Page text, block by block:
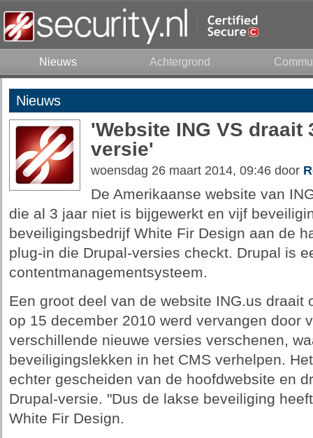
Nieuws Achtergrond
Nieuws
'Website ING VS draait
versie'
woensdag 26 maart 2014, 09:46 door
De Amerikaanse website van
die al 3 jaar niet is bijgewerkt en vijf
beveiligingsbedrijf White Fir Design aan de
plug-in die Drupal-versies checkt. Drupal is
contentmanagementsysteem.
Een groot deel van de website ING.us draait
op 15 december 2010 werd vervangen door
verschillende nieuwe versies verschenen,
beveiligingslekken in het CMS verhelpen.
echter gescheiden van de hoofdwebsite en
Drupal-versie. "Dus de lakse beveiliging
White Fir Design.